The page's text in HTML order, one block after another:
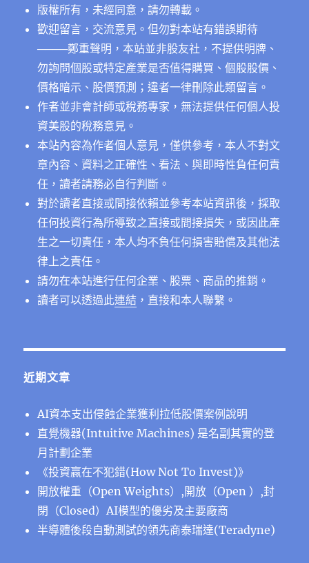
的
製
程
路
圖
照
中
版權所有，未經同意，請勿轉載。
歡迎留言，交流意見。但勿對本站有錯誤期待
────鄭重聲明，本站並非股友社，不提供明牌、
勿詢問個股或特定產業是否值得購買、個股股價、
價格暗示、股價預測；違者一律刪除此類留言。
作者並非會計師或稅務專家，無法提供任何個人投
資美股的稅務意見。
本站內容為作者個人意見，僅供參考，本人不對文
章內容、資料之正確性、看法、與即時性負任何責
任，讀者請務必自行判斷。
對於讀者直接或間接依賴並參考本站資訊後，採取
任何投資行為所導致之直接或間接損失，或因此產
生之一切責任，本人均不負任何損害賠償及其他法
律上之責任。
請勿在本站進行任何企業、股票、商品的推銷。
讀者可以透過此連結 ，直接和本人聯繫。
近期文章
AI資本支出侵蝕企業獲利拉低股價案例說明
直覺機器(Intuitive Machines) 是名副其實的登
月計劃企業
《投資贏在不犯錯(How Not To Invest)》
開放權重（Open Weights）,開放（Open ）,封
閉（Closed）AI模型的優劣及主要廠商
半導體後段⾃動測試的領先商泰瑞達(Teradyne)